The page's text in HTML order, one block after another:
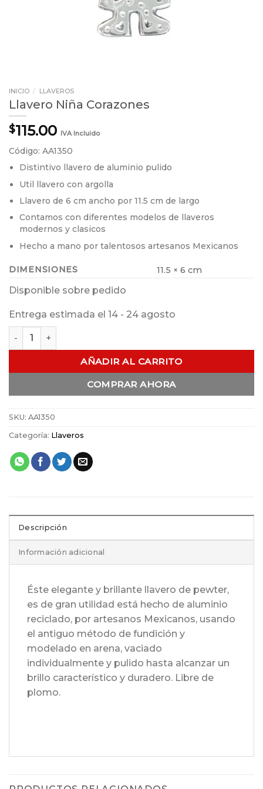
INICIO / LLAVEROS
Llavero Niña Corazones
$115.00 IVA Incluido
Código: AA1350
Distintivo llavero de aluminio pulido
Util llavero con argolla
Llavero de 6 cm ancho por 11.5 cm de largo
Contamos con diferentes modelos de llaveros
modernos y clasicos
Hecho a mano por talentosos artesanos Mexicanos
DIMENSIONES 11.5 × 6 cm
Disponible sobre pedido
Entrega estimada el 14 - 24 agosto
Llavero Niña Corazones cantidad
AÑADIR AL CARRITO
COMPRAR AHORA
SKU: AA1350
Categoría: Llaveros
Descripción
Información adicional
Éste elegante y brillante llavero de pewter,
es de gran utilidad está hecho de aluminio
reciclado, por artesanos Mexicanos, usando
el antiguo método de fundición y
modelado en arena, vaciado
individualmente y pulido hasta alcanzar un
brillo característico y duradero. Libre de
plomo.